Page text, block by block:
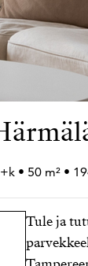
k • 50 m² •
Tule ja